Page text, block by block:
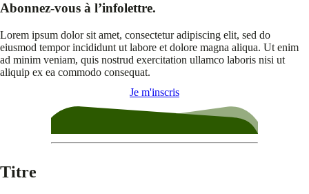
Abonnez-vous à l’infolettre.
Lorem ipsum dolor sit amet, consectetur adipiscing elit, sed do
eiusmod tempor incididunt ut labore et dolore magna aliqua. Ut enim
ad minim veniam, quis nostrud exercitation ullamco laboris nisi ut
aliquip ex ea commodo consequat.
Je m'inscris
Titre